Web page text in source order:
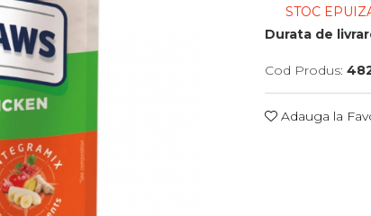
STOC
Durata de
Cod Produs:
Adauga la